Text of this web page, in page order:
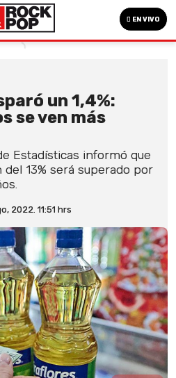
EN VIVO
un 1,4%:
se ven más
Estadísticas informó que
13% será superado por
2022. 11:51 hrs